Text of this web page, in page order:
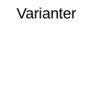
Varianter